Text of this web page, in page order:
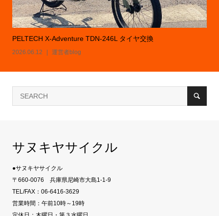
PELTECH X-Adventure TDN-246L タイヤ交換
2026.06.12 運営者blog
サヌキヤサイクル
●サヌキヤサイクル
〒660-0076 兵庫県尼崎市大島1-1-9
TEL/FAX：06-6416-3629
営業時間：午前10時～19時